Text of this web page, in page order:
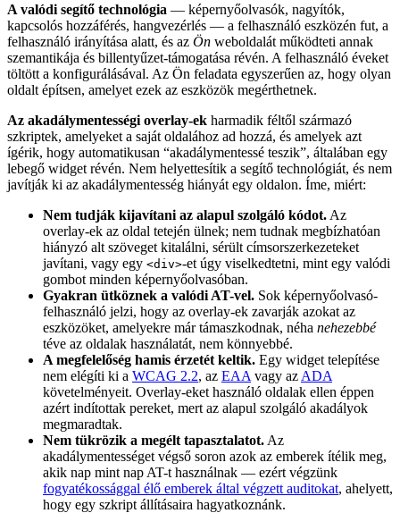
A valódi segítő technológia — képernyőolvasók, nagyítók,
kapcsolós hozzáférés, hangvezérlés — a felhasználó eszközén fut, a
felhasználó irányítása alatt, és az Ön weboldalát működteti annak
szemantikája és billentyűzet-támogatása révén. A felhasználó éveket
töltött a konfigurálásával. Az Ön feladata egyszerűen az, hogy olyan
oldalt építsen, amelyet ezek az eszközök megérthetnek.
Az akadálymentességi overlay-ek harmadik féltől származó
szkriptek, amelyeket a saját oldalához ad hozzá, és amelyek azt
ígérik, hogy automatikusan “akadálymentessé teszik”, általában egy
lebegő widget révén. Nem helyettesítik a segítő technológiát, és nem
javítják ki az akadálymentesség hiányát egy oldalon. Íme, miért:
Nem tudják kijavítani az alapul szolgáló kódot. Az
overlay-ek az oldal tetején ülnek; nem tudnak megbízhatóan
hiányzó alt szöveget kitalálni, sérült címsorszerkezeteket
javítani, vagy egy <div>-et úgy viselkedtetni, mint egy valódi
gombot minden képernyőolvasóban.
Gyakran ütköznek a valódi AT-vel. Sok képernyőolvasó-
felhasználó jelzi, hogy az overlay-ek zavarják azokat az
eszközöket, amelyekre már támaszkodnak, néha nehezebbé
téve az oldalak használatát, nem könnyebbé.
A megfelelőség hamis érzetét keltik. Egy widget telepítése
nem elégíti ki a WCAG 2.2, az EAA vagy az ADA
követelményeit. Overlay-eket használó oldalak ellen éppen
azért indítottak pereket, mert az alapul szolgáló akadályok
megmaradtak.
Nem tükrözik a megélt tapasztalatot. Az
akadálymentességet végső soron azok az emberek ítélik meg,
akik nap mint nap AT-t használnak — ezért végzünk
fogyatékossággal élő emberek által végzett auditokat, ahelyett,
hogy egy szkript állításaira hagyatkoznánk.